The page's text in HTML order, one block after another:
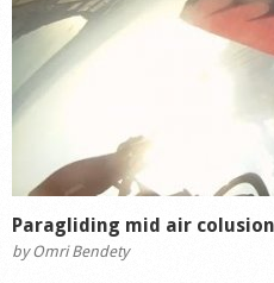
Paragliding mid air
byOmri Bendety